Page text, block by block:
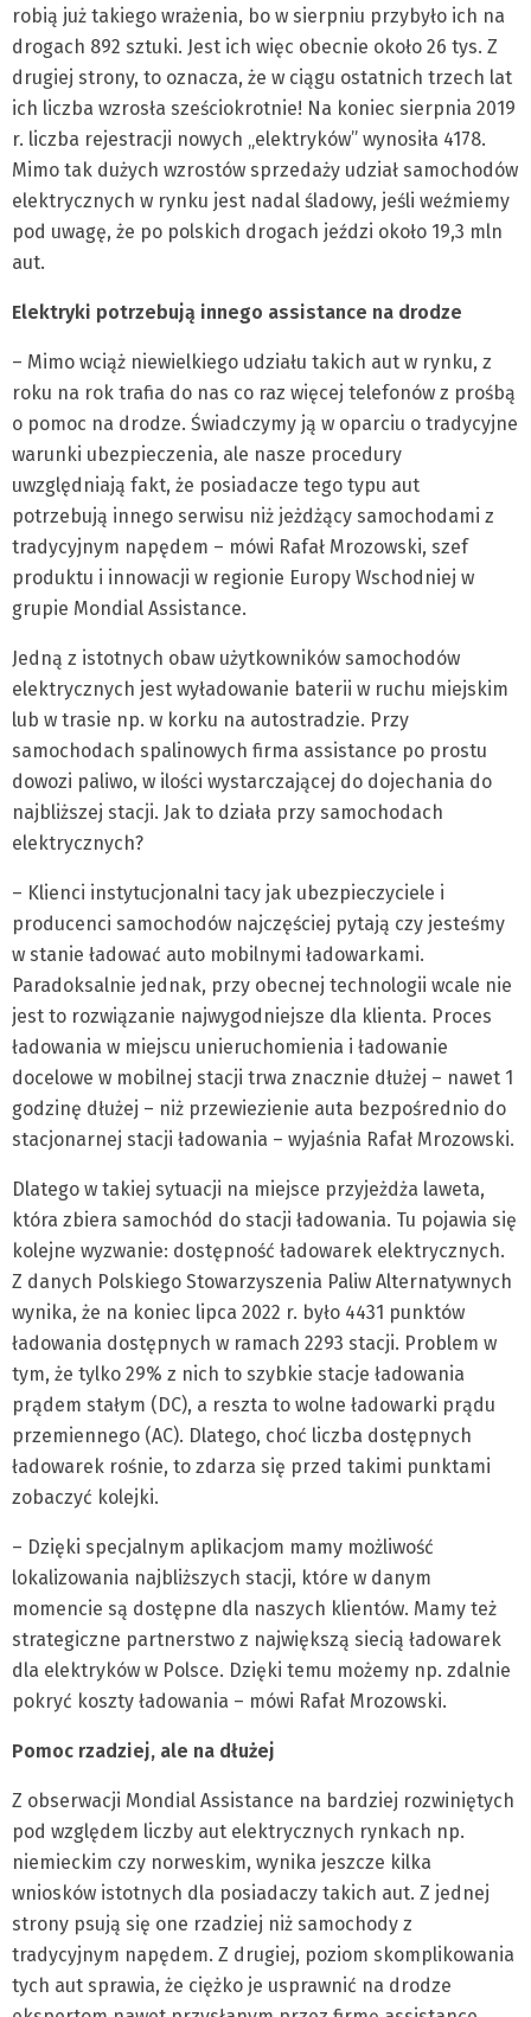
robią już takiego wrażenia, bo w sierpniu przybyło ich na
drogach 892 sztuki. Jest ich więc obecnie około 26 tys. Z
drugiej strony, to oznacza, że w ciągu ostatnich trzech lat
ich liczba wzrosła sześciokrotnie! Na koniec sierpnia 2019
r. liczba rejestracji nowych „elektryków” wynosiła 4178.
Mimo tak dużych wzrostów sprzedaży udział samochodów
elektrycznych w rynku jest nadal śladowy, jeśli weźmiemy
pod uwagę, że po polskich drogach jeździ około 19,3 mln
aut.
Elektryki potrzebują innego assistance na drodze
– Mimo wciąż niewielkiego udziału takich aut w rynku, z
roku na rok trafia do nas co raz więcej telefonów z prośbą
o pomoc na drodze. Świadczymy ją w oparciu o tradycyjne
warunki ubezpieczenia, ale nasze procedury
uwzględniają fakt, że posiadacze tego typu aut
potrzebują innego serwisu niż jeżdżący samochodami z
tradycyjnym napędem – mówi Rafał Mrozowski, szef
produktu i innowacji w regionie Europy Wschodniej w
grupie Mondial Assistance.
Jedną z istotnych obaw użytkowników samochodów
elektrycznych jest wyładowanie baterii w ruchu miejskim
lub w trasie np. w korku na autostradzie. Przy
samochodach spalinowych firma assistance po prostu
dowozi paliwo, w ilości wystarczającej do dojechania do
najbliższej stacji. Jak to działa przy samochodach
elektrycznych?
– Klienci instytucjonalni tacy jak ubezpieczyciele i
producenci samochodów najczęściej pytają czy jesteśmy
w stanie ładować auto mobilnymi ładowarkami.
Paradoksalnie jednak, przy obecnej technologii wcale nie
jest to rozwiązanie najwygodniejsze dla klienta. Proces
ładowania w miejscu unieruchomienia i ładowanie
docelowe w mobilnej stacji trwa znacznie dłużej – nawet 1
godzinę dłużej – niż przewiezienie auta bezpośrednio do
stacjonarnej stacji ładowania – wyjaśnia Rafał Mrozowski.
Dlatego w takiej sytuacji na miejsce przyjeżdża laweta,
która zbiera samochód do stacji ładowania. Tu pojawia się
kolejne wyzwanie: dostępność ładowarek elektrycznych.
Z danych Polskiego Stowarzyszenia Paliw Alternatywnych
wynika, że na koniec lipca 2022 r. było 4431 punktów
ładowania dostępnych w ramach 2293 stacji. Problem w
tym, że tylko 29% z nich to szybkie stacje ładowania
prądem stałym (DC), a reszta to wolne ładowarki prądu
przemiennego (AC). Dlatego, choć liczba dostępnych
ładowarek rośnie, to zdarza się przed takimi punktami
zobaczyć kolejki.
– Dzięki specjalnym aplikacjom mamy możliwość
lokalizowania najbliższych stacji, które w danym
momencie są dostępne dla naszych klientów. Mamy też
strategiczne partnerstwo z największą siecią ładowarek
dla elektryków w Polsce. Dzięki temu możemy np. zdalnie
pokryć koszty ładowania – mówi Rafał Mrozowski.
Pomoc rzadziej, ale na dłużej
Z obserwacji Mondial Assistance na bardziej rozwiniętych
pod względem liczby aut elektrycznych rynkach np.
niemieckim czy norweskim, wynika jeszcze kilka
wniosków istotnych dla posiadaczy takich aut. Z jednej
strony psują się one rzadziej niż samochody z
tradycyjnym napędem. Z drugiej, poziom skomplikowania
tych aut sprawia, że ciężko je usprawnić na drodze